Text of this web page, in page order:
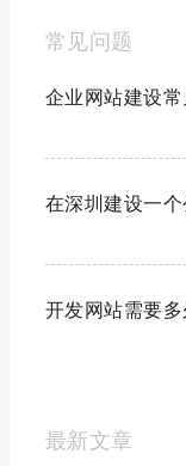
常见问题
企业网站建设常
在深圳建设一
开发网站需要
最新文章